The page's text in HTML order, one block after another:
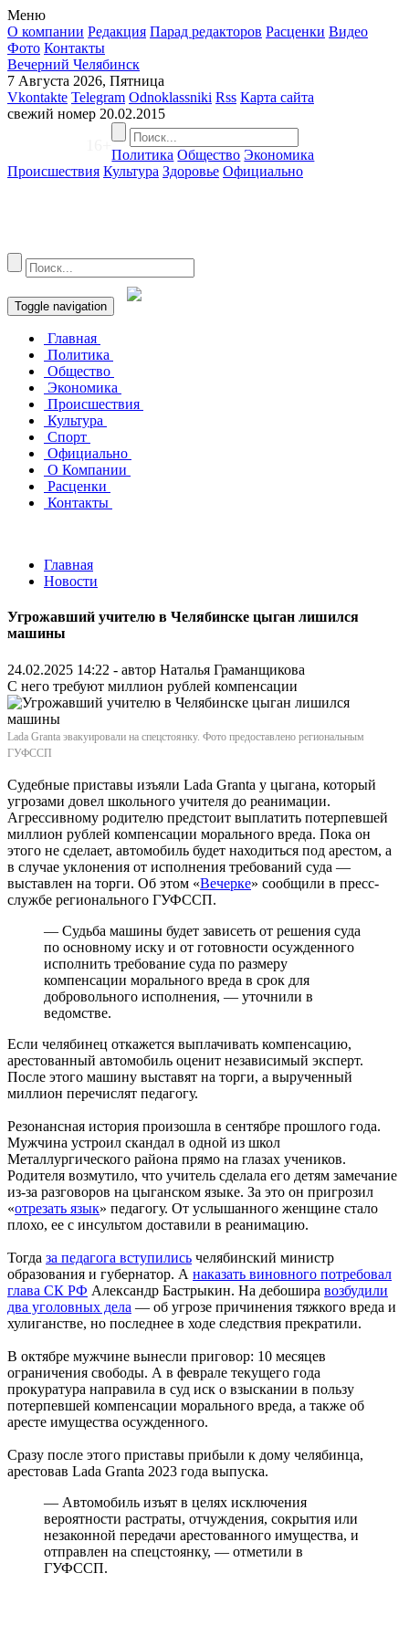
Меню
О компании Редакция Парад редакторов Расценки Видео
Фото Контакты
Вечерний Челябинск
7 Августа 2026, Пятница
Vkontakte Telegram Odnoklassniki Rss Карта сайта
свежий номер 20.02.2015
16+
Политика Общество Экономика
Происшествия Культура Здоровье Официально
Toggle navigation
Главная
Политика
Общество
Экономика
Происшествия
Культура
Спорт
Официально
О Компании
Расценки
Контакты
Главная
Новости
Угрожавший учителю в Челябинске цыган лишился
машины
24.02.2025 14:22 - автор Наталья Граманщикова
С него требуют миллион рублей компенсации
Lada Granta эвакуировали на спецстоянку. Фото предоставлено региональным
ГУФССП
Судебные приставы изъяли Lada Granta у цыгана, который
угрозами довел школьного учителя до реанимации.
Агрессивному родителю предстоит выплатить потерпевшей
миллион рублей компенсации морального вреда. Пока он
этого не сделает, автомобиль будет находиться под арестом, а
в случае уклонения от исполнения требований суда —
выставлен на торги. Об этом «Вечерке» сообщили в пресс-
службе регионального ГУФССП.
— Судьба машины будет зависеть от решения суда
по основному иску и от готовности осужденного
исполнить требование суда по размеру
компенсации морального вреда в срок для
добровольного исполнения, — уточнили в
ведомстве.
Если челябинец откажется выплачивать компенсацию,
арестованный автомобиль оценит независимый эксперт.
После этого машину выставят на торги, а вырученный
миллион перечислят педагогу.
Резонансная история произошла в сентябре прошлого года.
Мужчина устроил скандал в одной из школ
Металлургического района прямо на глазах учеников.
Родителя возмутило, что учитель сделала его детям замечание
из-за разговоров на цыганском языке. За это он пригрозил
«отрезать язык» педагогу. От услышанного женщине стало
плохо, ее с инсультом доставили в реанимацию.
Тогда за педагога вступились челябинский министр
образования и губернатор. А наказать виновного потребовал
глава СК РФ Александр Бастрыкин. На дебошира возбудили
два уголовных дела — об угрозе причинения тяжкого вреда и
хулиганстве, но последнее в ходе следствия прекратили.
В октябре мужчине вынесли приговор: 10 месяцев
ограничения свободы. А в феврале текущего года
прокуратура направила в суд иск о взыскании в пользу
потерпевшей компенсации морального вреда, а также об
аресте имущества осужденного.
Сразу после этого приставы прибыли к дому челябинца,
арестовав Lada Granta 2023 года выпуска.
— Автомобиль изъят в целях исключения
вероятности растраты, отчуждения, сокрытия или
незаконной передачи арестованного имущества, и
отправлен на спецстоянку, — отметили в
ГУФССП.